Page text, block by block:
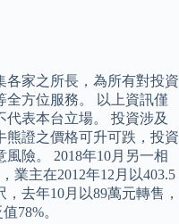
各家之所長，為所有對投資
全方位服務。 以上資訊僅
表本台立場。 投資涉及
熊證之價格可升可跌，投資
險。 2018年10月另一相
業主在2012年12月以403.5
去年10月以89萬元轉售，
78%。